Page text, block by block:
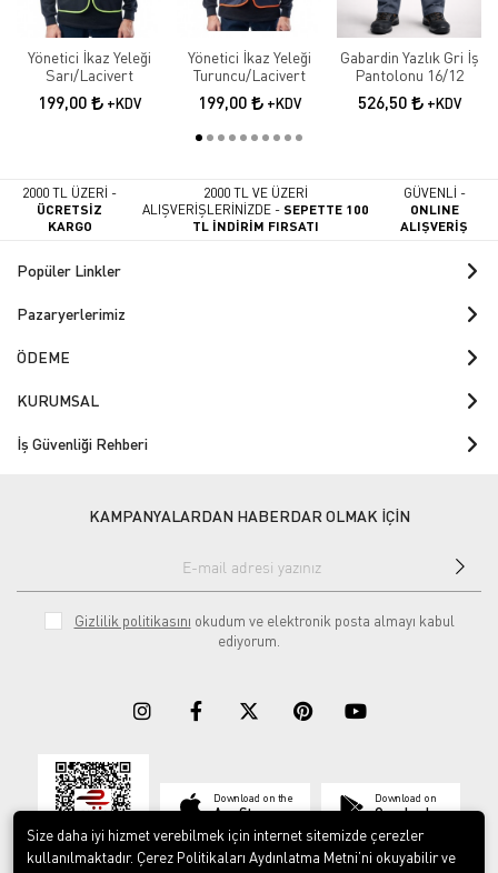
Yönetici İkaz Yeleği
Sarı/Lacivert
199,00 +KDV
Yönetici İkaz Yeleği
Turuncu/Lacivert
199,00 +KDV
Gabardin Yazlık Gri İş
Pantolonu 16/12
526,50 +KDV
2000 TL ÜZERİ -
ÜCRETSİZ
KARGO
2000 TL VE ÜZERİ
ALIŞVERİŞLERİNİZDE -SEPETTE 100
TL İNDİRİM FIRSATI
GÜVENLİ -
ONLINE
ALIŞVERİŞ
Popüler Linkler
Pazaryerlerimiz
ÖDEME
KURUMSAL
İş Güvenliği Rehberi
KAMPANYALARDAN HABERDAR OLMAK İÇİN
Gizlilik politikasını okudum ve elektronik posta almayı kabul
ediyorum.
Download on the
App Store
Download on
Google play
Size daha iyi hizmet verebilmek için internet sitemizde çerezler
kullanılmaktadır. Çerez Politikaları Aydınlatma Metni’ni okuyabilir ve